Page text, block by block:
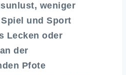
weniger
und Sport
Lecken oder
der
Pfote